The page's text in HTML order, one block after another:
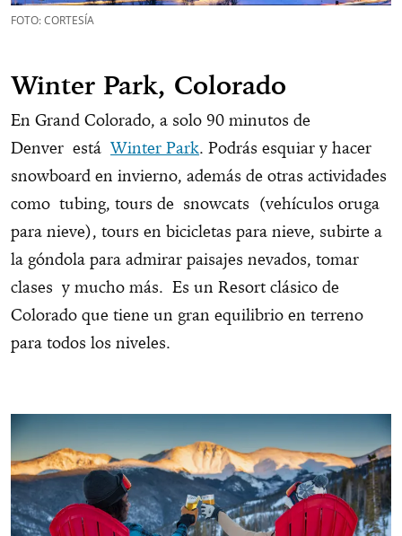
FOTO: CORTESÍA
Winter Park, Colorado
En Grand Colorado, a solo 90 minutos de
Denver está Winter Park. Podrás esquiar y hacer
snowboard en invierno, además de otras actividades
como tubing, tours de snowcats (vehículos oruga
para nieve), tours en bicicletas para nieve, subirte a
la góndola para admirar paisajes nevados, tomar
clases y mucho más. Es un Resort clásico de
Colorado que tiene un gran equilibrio en terreno
para todos los niveles.